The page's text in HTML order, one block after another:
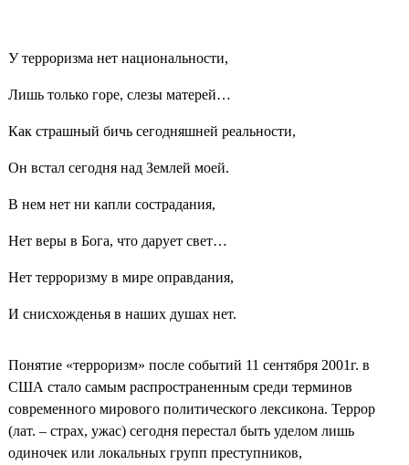
У терроризма нет национальности,
Лишь только горе, слезы матерей…
Как страшный бичь сегодняшней реальности,
Он встал сегодня над Землей моей.
В нем нет ни капли сострадания,
Нет веры в Бога, что дарует свет…
Нет терроризму в мире оправдания,
И снисхожденья в наших душах нет.
Понятие «терроризм» после событий 11 сентября 2001г. в
США стало самым распространенным среди терминов
современного мирового политического лексикона. Террор
(лат. – страх, ужас) сегодня перестал быть уделом лишь
одиночек или локальных групп преступников,